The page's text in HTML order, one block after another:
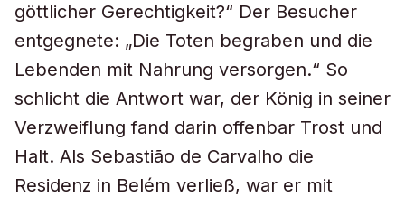
göttlicher Gerechtigkeit?“ Der Besucher
entgegnete: „Die Toten begraben und die
Lebenden mit Nahrung versorgen.“ So
schlicht die Antwort war, der König in seiner
Verzweiflung fand darin offenbar Trost und
Halt. Als Sebastião de Carvalho die
Residenz in Belém verließ, war er mit